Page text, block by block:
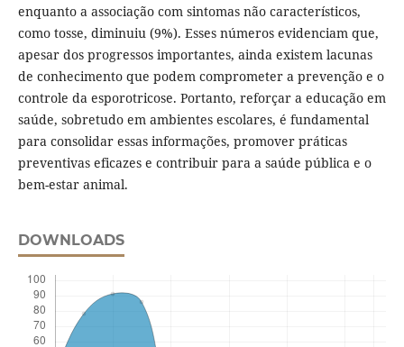
enquanto a associação com sintomas não característicos,
como tosse, diminuiu (9%). Esses números evidenciam que,
apesar dos progressos importantes, ainda existem lacunas
de conhecimento que podem comprometer a prevenção e o
controle da esporotricose. Portanto, reforçar a educação em
saúde, sobretudo em ambientes escolares, é fundamental
para consolidar essas informações, promover práticas
preventivas eficazes e contribuir para a saúde pública e o
bem-estar animal.
DOWNLOADS